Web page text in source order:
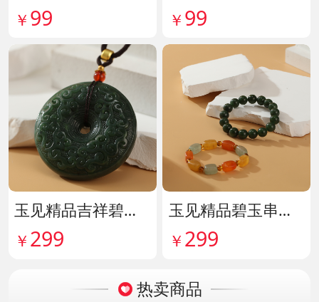
￥ 99
￥ 99
玉见精品吉祥碧玉吊牌 货号142114
￥ 299
玉见精品碧玉串珠手串 货号142115
￥ 299
热卖商品